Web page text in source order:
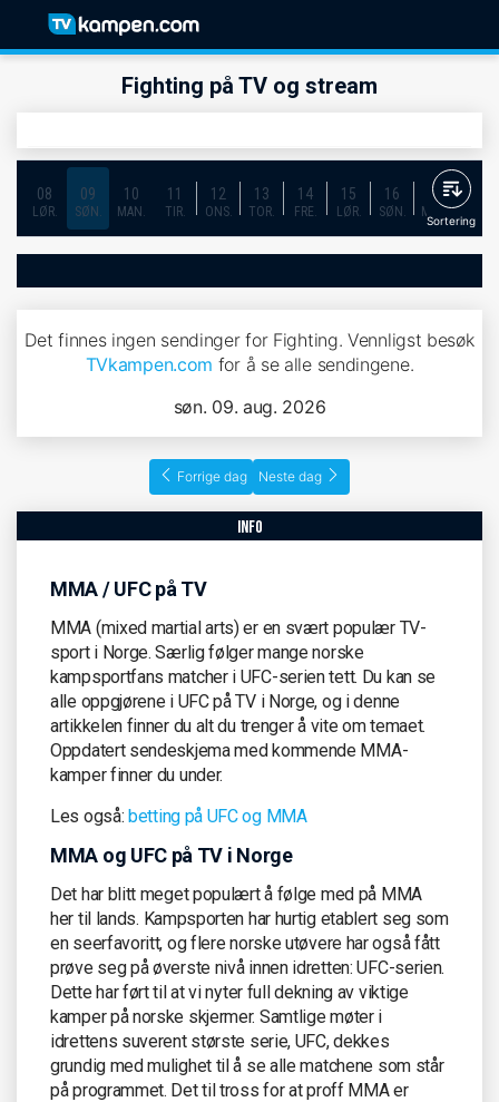
Fighting på TV og stream
08
LØR.
09
SØN.
10
MAN.
11
TIR.
12
ONS.
13
TOR.
14
FRE.
15
LØR.
16
SØN.
17
MAN.
Sortering
Det finnes ingen sendinger for Fighting. Vennligst besøk
TVkampen.com for å se alle sendingene.
søn. 09. aug. 2026
Forrige dag Neste dag
info
MMA / UFC på TV
MMA (mixed martial arts) er en svært populær TV-
sport i Norge. Særlig følger mange norske
kampsportfans matcher i UFC-serien tett. Du kan se
alle oppgjørene i UFC på TV i Norge, og i denne
artikkelen finner du alt du trenger å vite om temaet.
Oppdatert sendeskjema med kommende MMA-
kamper finner du under.
Les også: betting på UFC og MMA
MMA og UFC på TV i Norge
Det har blitt meget populært å følge med på MMA
her til lands. Kampsporten har hurtig etablert seg som
en seerfavoritt, og flere norske utøvere har også fått
prøve seg på øverste nivå innen idretten: UFC-serien.
Dette har ført til at vi nyter full dekning av viktige
kamper på norske skjermer. Samtlige møter i
idrettens suverent største serie, UFC, dekkes
grundig med mulighet til å se alle matchene som står
på programmet. Det til tross for at proff MMA er